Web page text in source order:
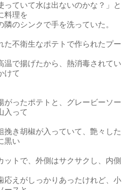
っていて水は出ないのかな？」と
料理を
のシンクで手を洗っていた。
た不衛生なポテトで作られたプー
温で揚げたから、熱消毒されてい
けて
がったポテトと、グレービーソー
入って
挽き胡椒が入っていて、艶々した
黒い
ットで、外側はサクサクし、内側
応えがしっかりあったけれど、小